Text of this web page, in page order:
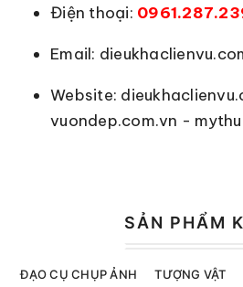
Điện thoại:
Email:
Website:
vuondep.com.vn -
SẢN PHẨM
ĐẠO CỤ CHỤP ẢNH TƯỢNG VẬT